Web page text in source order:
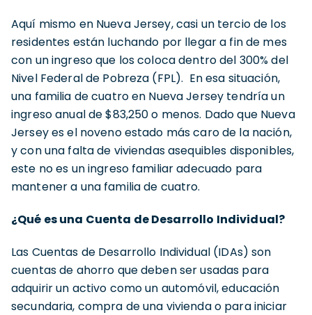
Aquí mismo en Nueva Jersey, casi un tercio de los
residentes están luchando por llegar a fin de mes
con un ingreso que los coloca dentro del 300% del
Nivel Federal de Pobreza (FPL). En esa situación,
una familia de cuatro en Nueva Jersey tendría un
ingreso anual de $83,250 o menos. Dado que Nueva
Jersey es el noveno estado más caro de la nación,
y con una falta de viviendas asequibles disponibles,
este no es un ingreso familiar adecuado para
mantener a una familia de cuatro.
¿Qué es una Cuenta de Desarrollo Individual?
Las Cuentas de Desarrollo Individual (IDAs) son
cuentas de ahorro que deben ser usadas para
adquirir un activo como un automóvil, educación
secundaria, compra de una vivienda o para iniciar